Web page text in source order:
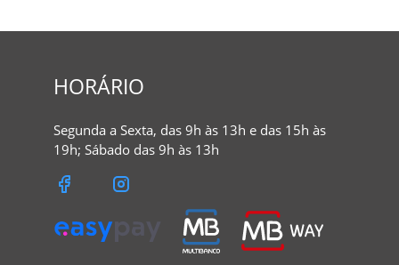
HORÁRIO
Segunda a Sexta, das 9h às 13h e das 15h às
19h; Sábado das 9h às 13h